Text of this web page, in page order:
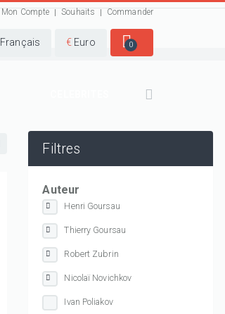
Mon Compte Souhaits Commander
Français € Euro 0
Filtres
Auteur
Henri Goursau
Thierry Goursau
Robert Zubrin
Nicolaï Novichkov
Ivan Poliakov